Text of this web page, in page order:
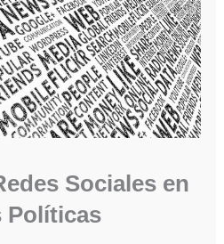
Sociales en
Políticas